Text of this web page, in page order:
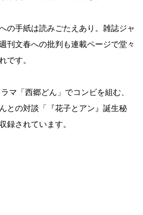
の手紙は読みごたえあり。雑誌ジャ
刊文春への批判も連載ページで堂々
です。
マ「西郷どん」でコンビを組む、
との対談「『花子とアン』誕生秘
録されています。